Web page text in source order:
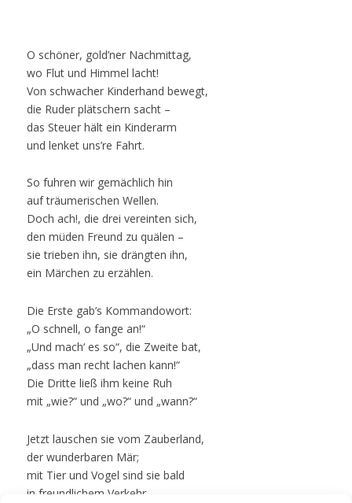
O schöner, gold’ner Nachmittag,
wo Flut und Himmel lacht!
Von schwacher Kinderhand bewegt,
die Ruder plätschern sacht –
das Steuer hält ein Kinderarm
und lenket uns’re Fahrt.
So fuhren wir gemächlich hin
auf träumerischen Wellen.
Doch ach!, die drei vereinten sich,
den müden Freund zu quälen –
sie trieben ihn, sie drängten ihn,
ein Märchen zu erzählen.
Die Erste gab’s Kommandowort:
„O schnell, o fange an!“
„Und mach‘ es so“, die Zweite bat,
„dass man recht lachen kann!“
Die Dritte ließ ihm keine Ruh
mit „wie?“ und „wo?“ und „wann?“
Jetzt lauschen sie vom Zauberland,
der wunderbaren Mär;
mit Tier und Vogel sind sie bald
in freundlichem Verkehr,